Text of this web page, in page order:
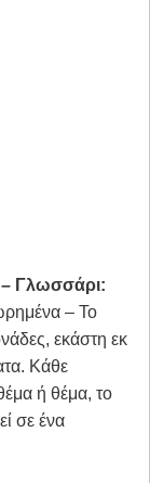
– Γλωσσάρι:
– Το
εκάστη εκ
Κάθε
ή θέμα, το
σε ένα